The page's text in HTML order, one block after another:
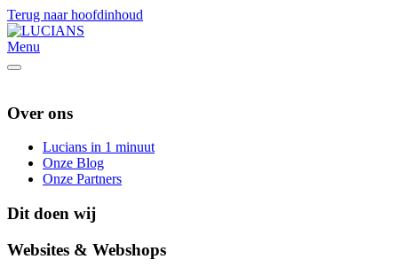
Terug naar hoofdinhoud
Menu
Over ons
Lucians in 1 minuut
Onze Blog
Onze Partners
Dit doen wij
Websites & Webshops